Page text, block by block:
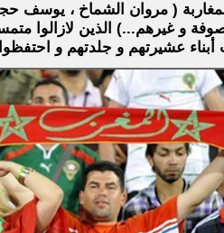
المغاربة ( مروان الشماخ ، يوسف
و غيرهم...) الذين لازالوا
عشيرتهم و جلدتهم و